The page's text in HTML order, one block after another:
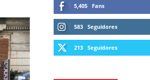
5,405 Fans
583 Seguidores
213 Seguidores